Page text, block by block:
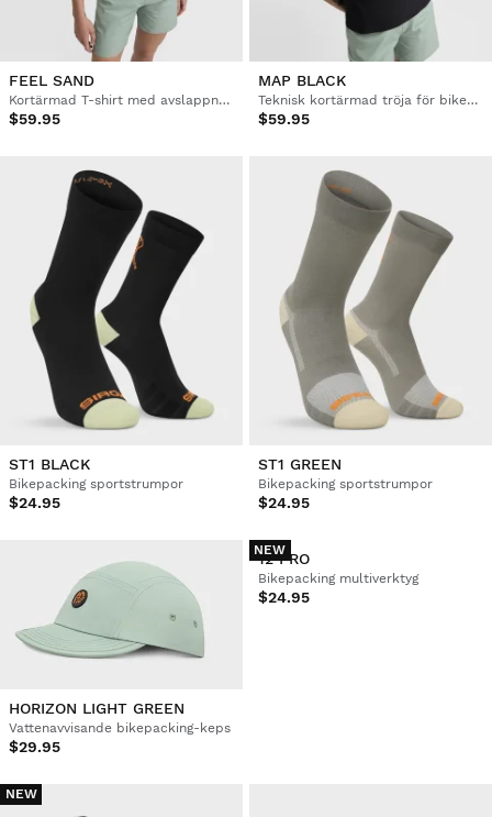
FEEL SAND
Kortärmad T-shirt med avslappnad passform för bikepacking dam
$59.95
MAP BLACK
Teknisk kortärmad tröja för bikepacking dam
$59.95
ST1 BLACK
Bikepacking sportstrumpor
$24.95
ST1 GREEN
Bikepacking sportstrumpor
$24.95
HORIZON LIGHT GREEN
Vattenavvisande bikepacking-keps
$29.95
NEW
NEW